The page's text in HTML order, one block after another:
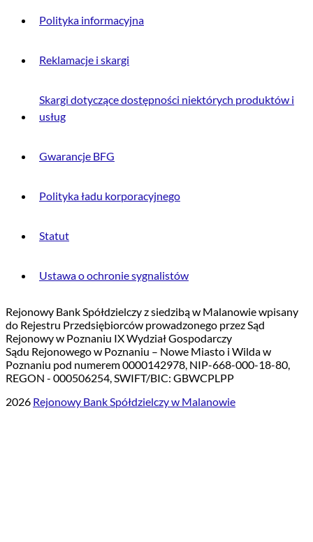
Polityka informacyjna
Reklamacje i skargi
Skargi dotyczące dostępności niektórych produktów i
usług
Gwarancje BFG
Polityka ładu korporacyjnego
Statut
Ustawa o ochronie sygnalistów
Rejonowy Bank Spółdzielczy z siedzibą w Malanowie wpisany
do Rejestru Przedsiębiorców prowadzonego przez Sąd
Rejonowy w Poznaniu IX Wydział Gospodarczy
Sądu Rejonowego w Poznaniu – Nowe Miasto i Wilda w
Poznaniu pod numerem 0000142978, NIP-668-000-18-80,
REGON - 000506254, SWIFT/BIC: GBWCPLPP
2026 Rejonowy Bank Spółdzielczy w Malanowie